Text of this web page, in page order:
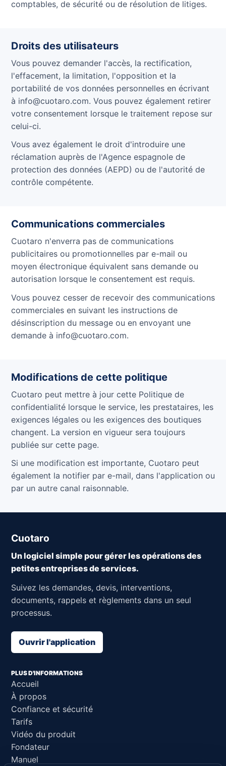
comptables, de sécurité ou de résolution de litiges.
Droits des utilisateurs
Vous pouvez demander l'accès, la rectification,
l'effacement, la limitation, l'opposition et la
portabilité de vos données personnelles en écrivant
à info@cuotaro.com. Vous pouvez également retirer
votre consentement lorsque le traitement repose sur
celui-ci.
Vous avez également le droit d'introduire une
réclamation auprès de l'Agence espagnole de
protection des données (AEPD) ou de l'autorité de
contrôle compétente.
Communications commerciales
Cuotaro n'enverra pas de communications
publicitaires ou promotionnelles par e-mail ou
moyen électronique équivalent sans demande ou
autorisation lorsque le consentement est requis.
Vous pouvez cesser de recevoir des communications
commerciales en suivant les instructions de
désinscription du message ou en envoyant une
demande à info@cuotaro.com.
Modifications de cette politique
Cuotaro peut mettre à jour cette Politique de
confidentialité lorsque le service, les prestataires, les
exigences légales ou les exigences des boutiques
changent. La version en vigueur sera toujours
publiée sur cette page.
Si une modification est importante, Cuotaro peut
également la notifier par e-mail, dans l'application ou
par un autre canal raisonnable.
Cuotaro
Un logiciel simple pour gérer les opérations des
petites entreprises de services.
Suivez les demandes, devis, interventions,
documents, rappels et règlements dans un seul
processus.
Ouvrir l'application
PLUS D'INFORMATIONS
Accueil
À propos
Confiance et sécurité
Tarifs
Vidéo du produit
Fondateur
Manuel